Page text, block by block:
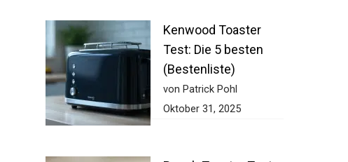
Kenwood Toaster
Test: Die 5 besten
(Bestenliste)
von Patrick Pohl
Oktober 31, 2025